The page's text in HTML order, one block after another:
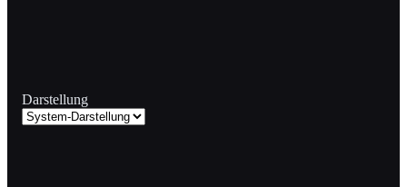
Darstellung